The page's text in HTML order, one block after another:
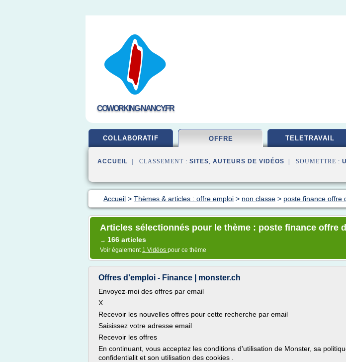
COWORKING-NANCY.FR
COLLABORATIF OFFRE TELETRAVAIL
ACCUEIL | CLASSEMENT : SITES, AUTEURS DE VIDÉOS | SOUMETTRE :
Accueil > Thèmes & articles : offre emploi > non classe > poste finance offre
Articles sélectionnés pour le thème : poste finance offre
→ 166 articles
Voir également 1 Vidéos pour ce thème
Offres d'emploi - Finance | monster.ch
Envoyez-moi des offres par email
X
Recevoir les nouvelles offres pour cette recherche par email
Saisissez votre adresse email
Recevoir les offres
En continuant, vous acceptez les conditions d'utilisation de Monster, sa
confidentialit et son utilisation des cookies .